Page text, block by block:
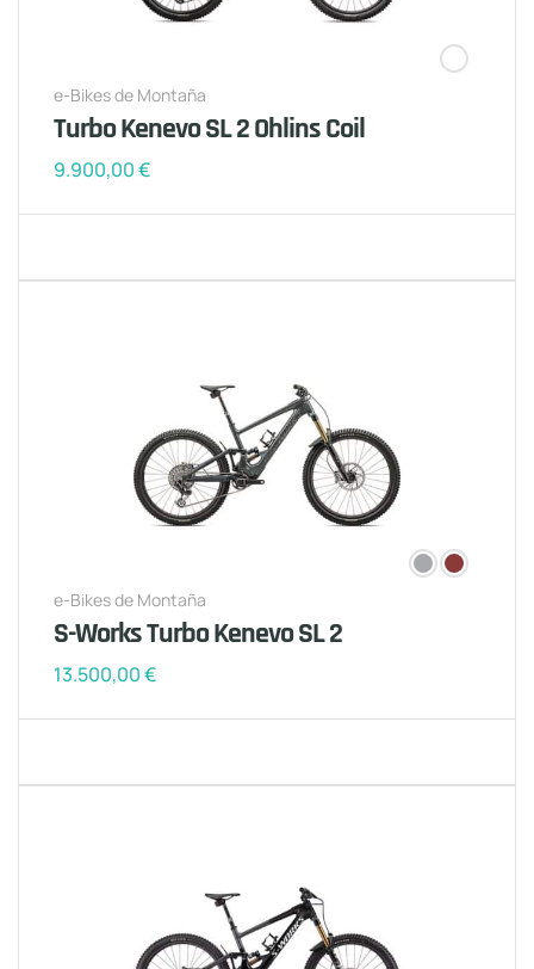
e-Bikes de Montaña
Turbo Kenevo SL 2 Ohlins Coil
9.900,00€
e-Bikes de Montaña
S-Works Turbo Kenevo SL 2
13.500,00€